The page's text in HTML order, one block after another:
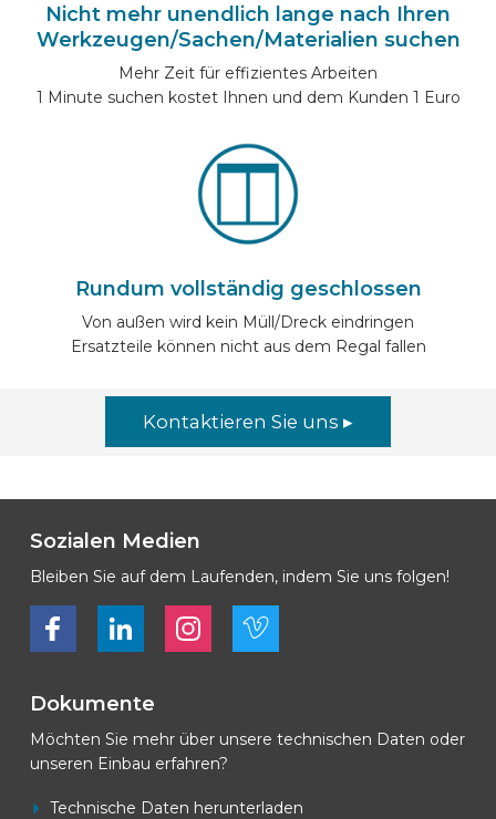
Nicht mehr unendlich lange nach Ihren
Werkzeugen/Sachen/Materialien suchen
Mehr Zeit für effizientes Arbeiten
1 Minute suchen kostet Ihnen und dem Kunden 1 Euro
Rundum vollständig geschlossen
Von außen wird kein Müll/Dreck eindringen
Ersatzteile können nicht aus dem Regal fallen
Kontaktieren Sie uns ▸
Sozialen Medien
Bleiben Sie auf dem Laufenden, indem Sie uns folgen!
Bekijk ons op FacebookBekijk ons op LinkedInBekijk ons op LinkedInBekijk ons op Vimeo
Dokumente
Möchten Sie mehr über unsere technischen Daten oder
unseren Einbau erfahren?
Technische Daten herunterladen